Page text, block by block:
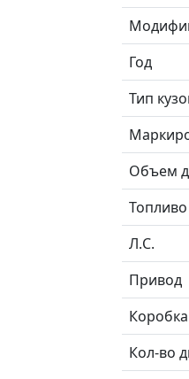
Год
Тип
Объем
Топливо
Л.C.
Привод
Коробка
Кол-во